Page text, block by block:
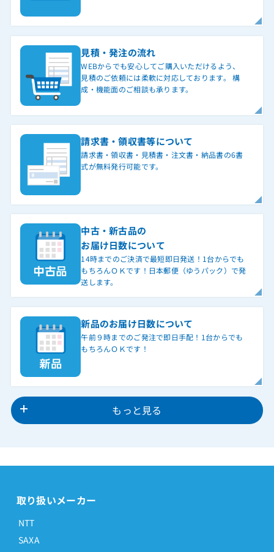
見積・発注の流れ
WEBからでも安心してご購入いただけるよう、
見積のご依頼には柔軟に対応しております。 構
成・機能面のご相談も承ります。
請求書・領収書等について
請求書・領収書・見積書・注文書・納品書の6書
式が無料発行可能です。
中古・新古品の
お届け日数について
14時までのご決済で最短即日発送！1台からでも
もちろんＯＫです！日本郵便（ゆうパック）で発
送します。
新品のお届け日数について
午前９時までのご発注で即日手配！1台からでも
もちろんＯＫです！
もっと見る
取り扱いメーカー
NTT
SAXA